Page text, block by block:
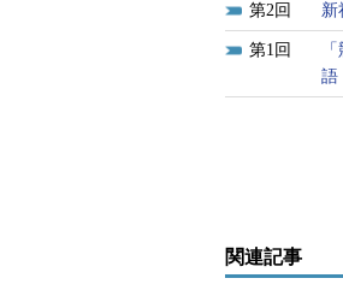
2 新
1
語
関連記事